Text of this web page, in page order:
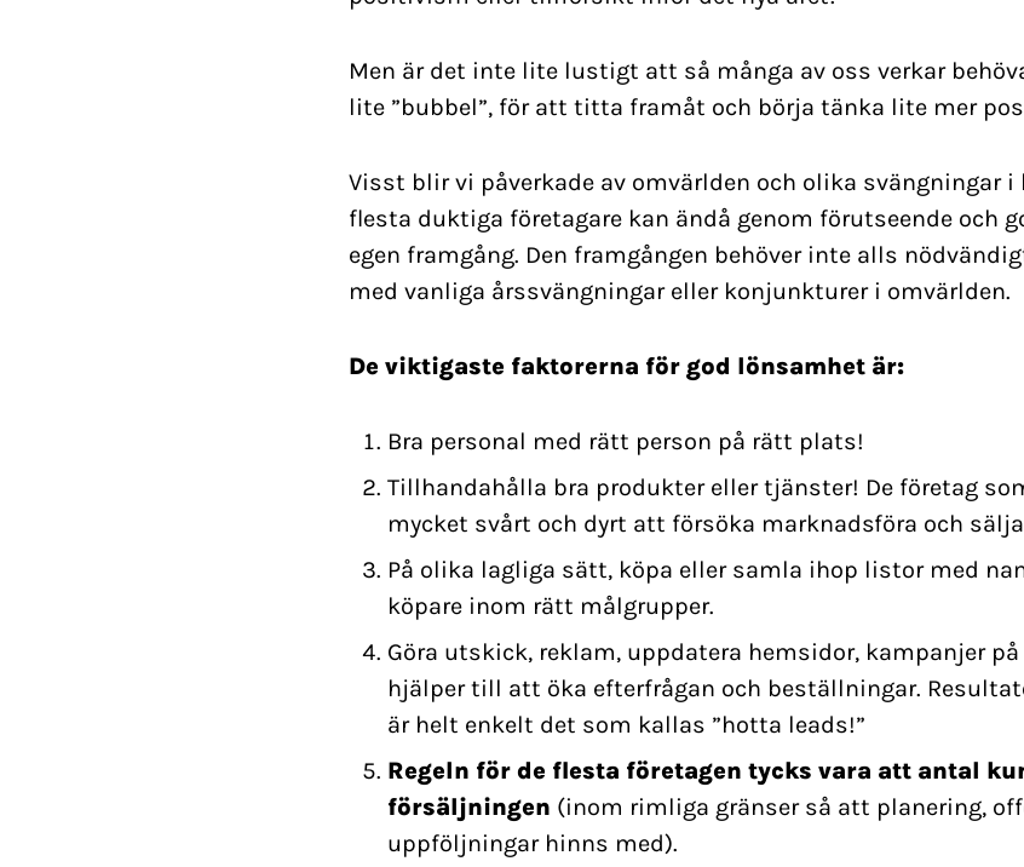
Men är det inte lite lustigt att så många av oss verkar
lite ”bubbel”, för att titta framåt och börja tänka lite mer
Visst blir vi påverkade av omvärlden och olika svängningar
flesta duktiga företagare kan ändå genom förutseende och
egen framgång. Den framgången behöver inte alls
med vanliga årssvängningar eller konjunkturer i omvärlden.
De viktigaste faktorerna för god lönsamhet är:
Bra personal med rätt person på rätt plats!
Tillhandahålla bra produkter eller tjänster! De företag
mycket svårt och dyrt att försöka marknadsföra och
På olika lagliga sätt, köpa eller samla ihop listor med
köpare inom rätt målgrupper.
Göra utskick, reklam, uppdatera hemsidor, kampanjer
hjälper till att öka efterfrågan och beställningar.
är helt enkelt det som kallas ”hotta leads!”
Regeln för de flesta företagen tycks vara att antal
försäljningen (inom rimliga gränser så att planering,
uppföljningar hinns med).